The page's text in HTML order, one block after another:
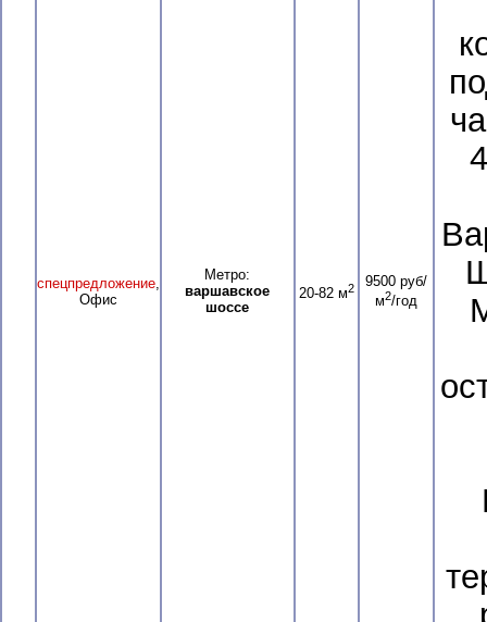
спецпредложение,
Офис
Метро:
варшавское
шоссе
20-82 м2
9500 руб/
м2/год